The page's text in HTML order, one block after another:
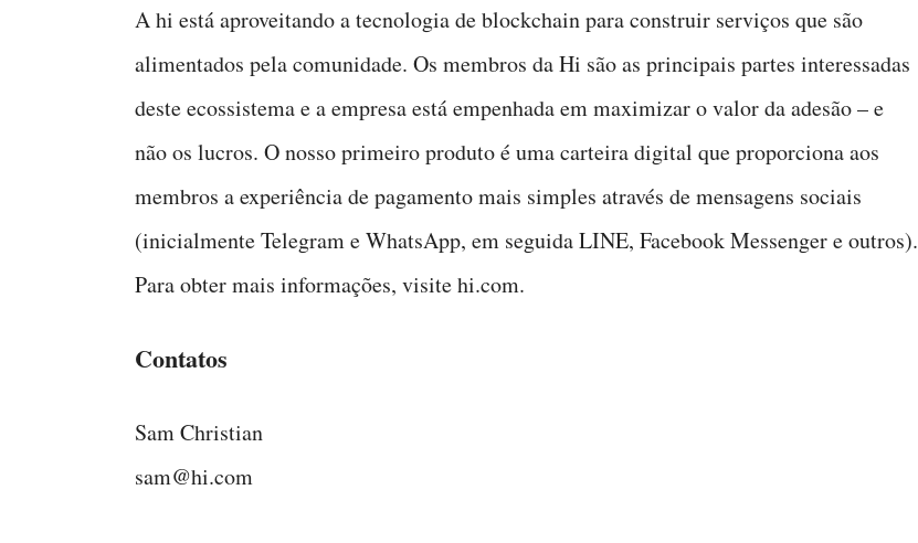
A hi está aproveitando a tecnologia de blockchain para construir serviços que são
alimentados pela comunidade. Os membros da Hi são as principais partes interessadas
deste ecossistema e a empresa está empenhada em maximizar o valor da adesão – e
não os lucros. O nosso primeiro produto é uma carteira digital que proporciona aos
membros a experiência de pagamento mais simples através de mensagens sociais
(inicialmente Telegram e WhatsApp, em seguida LINE, Facebook Messenger e outros).
Para obter mais informações, visite hi.com.
Contatos
Sam Christian
sam@hi.com